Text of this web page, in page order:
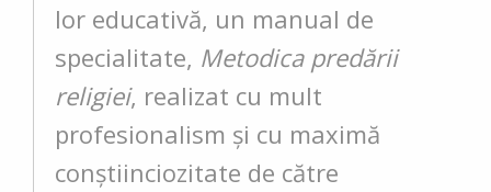
lor educativă, un manual de
specialitate, Metodica predării
religiei, realizat cu mult
profesionalism şi cu maximă
conştiinciozitate de către